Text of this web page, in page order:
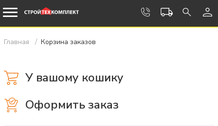
Главная Корзина заказов
У вашому кошику
Оформить заказ